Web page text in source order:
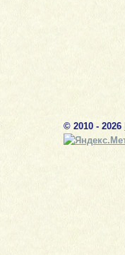
© 2010 - 2026